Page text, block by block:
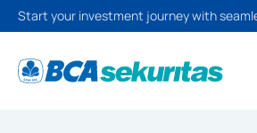
Start your investment journey with